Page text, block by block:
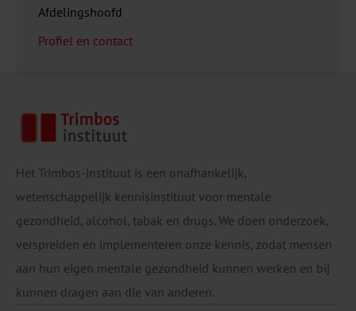
Afdelingshoofd
Profiel en contact
Het Trimbos-instituut is een onafhankelijk,
wetenschappelijk kennisinstituut voor mentale
gezondheid, alcohol, tabak en drugs. We doen onderzoek,
verspreiden en implementeren onze kennis, zodat mensen
aan hun eigen mentale gezondheid kunnen werken en bij
kunnen dragen aan die van anderen.